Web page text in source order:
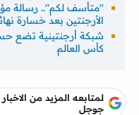
''متأسف لكم''.. رسالة
الأرجنتين بعد خسارة
شبكة أرجنتينية تضع
كأس العالم
لمتابعه المزيد من
جوجل